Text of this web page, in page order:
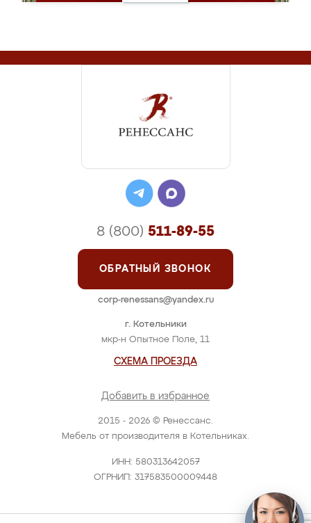
2015 - 2026 © Ренессанс.
Мебель от производителя в Котельниках.
ИНН: 580313642057
ОГРНИП: 317583500009448
г. Котельники
мкр-н Опытное Поле, 11
СХЕМА ПРОЕЗДА
Добавить в избранное
8 (800) 511-89-55
ОБРАТНЫЙ ЗВОНОК
corp-renessans@yandex.ru